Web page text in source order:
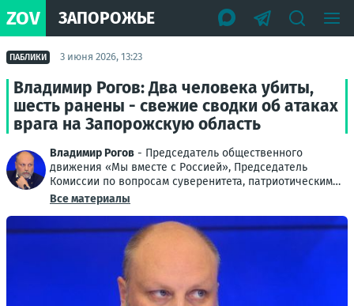
ZOV ЗАПОРОЖЬЕ
ПАБЛИКИ 3 июня 2026, 13:23
Владимир Рогов: Два человека убиты,
шесть ранены - свежие сводки об атаках
врага на Запорожскую область
Владимир Рогов - Председатель общественного
движения «Мы вместе с Россией», Председатель
Комиссии по вопросам суверенитета, патриотическим
проектам и поддержке ветеранов Общественной
Все материалы